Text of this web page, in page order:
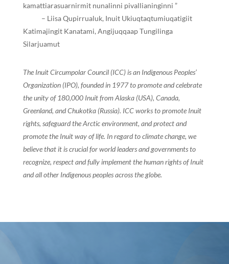
kamattiarasuarnirmit nunalinni pivallianinginni ”
– L iisaQupirrualuk, Inuit Ukiuqtaqtumiuqatigiit
Katimajingit Kanatami, AngijuqqaapTungilinga
Silarjuamut
The Inuit Circumpolar Council (ICC) is an Indigenous Peoples’
Organization (IPO), founded in 1977 to promote and celebrate
the unity of 180,000 Inuit from Alaska (USA), Canada,
Greenland, and Chukotka (Russia). ICC works to promote Inuit
rights, safeguard the Arctic environment, and protect and
promote the Inuit way of life. In regard to climate change, we
believe that it is crucial for world leaders and governments to
recognize, respect and fully implement the human rights of Inuit
and all other Indigenous peoples across the globe.